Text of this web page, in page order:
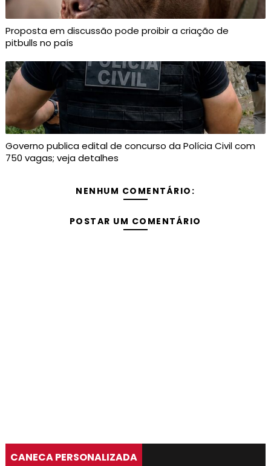
Proposta em discussão pode proibir a criação de
pitbulls no país
Governo publica edital de concurso da Polícia Civil com
750 vagas; veja detalhes
NENHUM COMENTÁRIO:
POSTAR UM COMENTÁRIO
CANECA PERSONALIZADA